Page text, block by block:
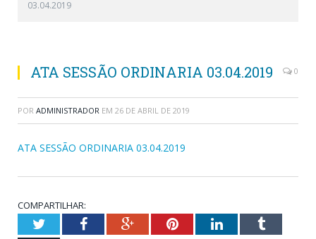
03.04.2019
ATA SESSÃO ORDINARIA 03.04.2019 0
POR ADMINISTRADOR EM 26 DE ABRIL DE 2019
ATA SESSÃO ORDINARIA 03.04.2019
COMPARTILHAR:
TwitterFacebookGoogle+PinterestLinkedInTumblr